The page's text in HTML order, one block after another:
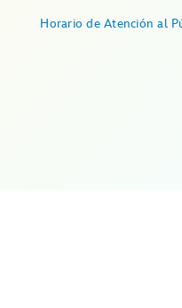
Horario de Atención al